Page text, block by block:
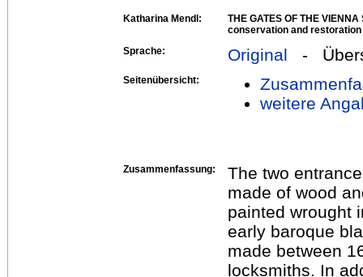
Katharina Mendl:
THE GATES OF THE
conservation and
Sprache:
Original -
Seitenübersicht:
weitere
Zusammenfassung:
The two
made of wood
painted wrought
early baroque
made between
locksmiths. In